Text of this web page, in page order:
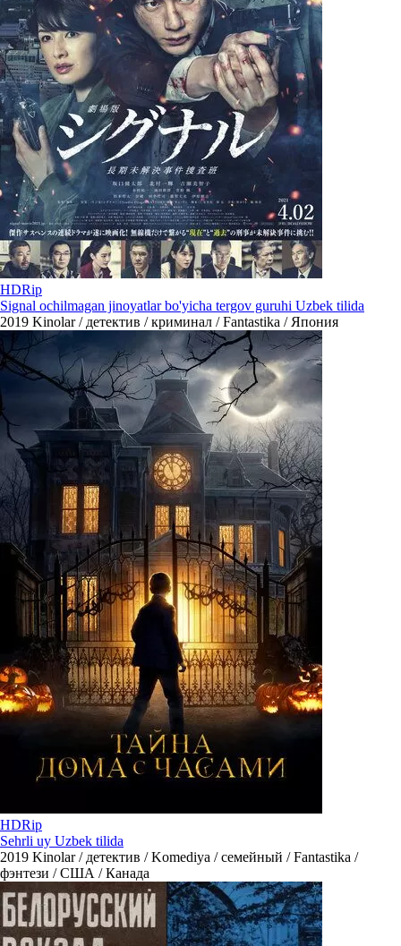
HDRip
Signal ochilmagan jinoyatlar bo'yicha tergov guruhi Uzbek tilida
2019 Kinolar / детектив / криминал / Fantastika / Япония
HDRip
Sehrli uy Uzbek tilida
2019 Kinolar / детектив / Komediya / семейный / Fantastika /
фэнтези / США / Канада